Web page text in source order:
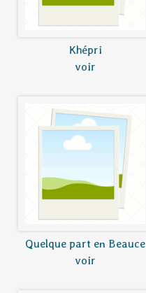
Khépri
voir
Quelque part en Beauce
voir